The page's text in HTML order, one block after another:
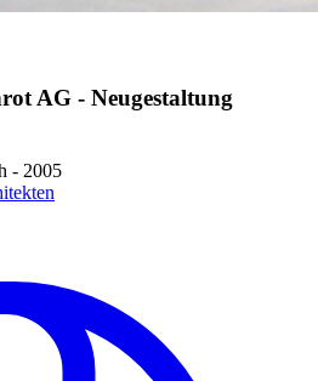
AG - Neugestaltung
- 2005